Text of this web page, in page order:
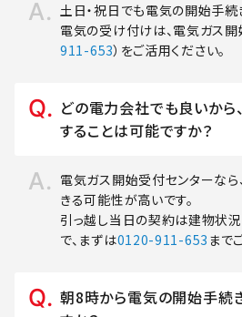
土日・祝日でも電気の開始手続
電気の受け付けは、電気ガス開
911-653）をご活用ください。
どの電力会社でも良いから
することは可能ですか？
電気ガス開始受付センターな
きる可能性が高いです。
引っ越し当日の契約は建物状
で、まずは0120-911-653 まで
朝8時から電気の開始手続